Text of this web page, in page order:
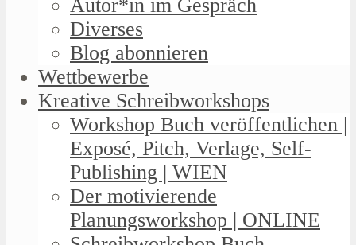
Autor*in im Gespräch
Diverses
Blog abonnieren
Wettbewerbe
Kreative Schreibworkshops
Workshop Buch veröffentlichen |
Exposé, Pitch, Verlage, Self-
Publishing | WIEN
Der motivierende
Planungsworkshop | ONLINE